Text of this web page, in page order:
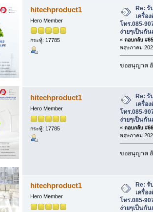
hitechproduct1
Hero Member
กระทู้: 17785
Re: รั
เครื่อ
โทร.085-
ง่ายๆเป็นกัน
« ตอบกลับ
พฤษภาคม
ขออนุญาต
hitechproduct1
Hero Member
กระทู้: 17785
Re: รั
เครื่อ
โทร.085-
ง่ายๆเป็นกัน
« ตอบกลับ
พฤษภาคม
ขออนุญาต
hitechproduct1
Hero Member
Re: รั
เครื่อ
โทร.085-
ง่ายๆเป็นกัน